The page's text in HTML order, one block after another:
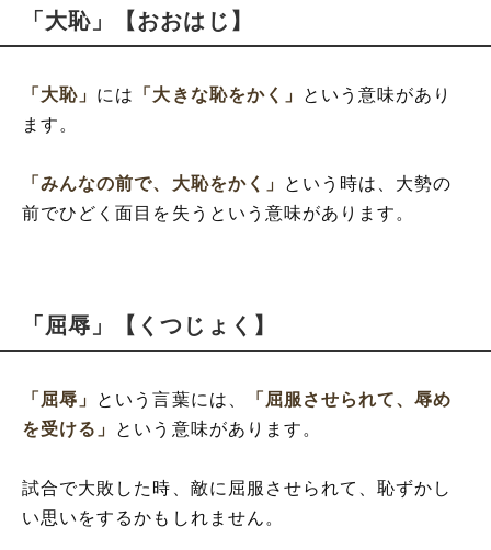
「大恥」【おおはじ】
「大恥」 には 「大きな恥をかく」
という意味があり
ます。
「みんなの前で、大恥をかく」
という時は、大勢の
前でひどく面目を失うという意味があります。
「屈辱」【くつじょく】
「屈辱」 という言葉には、
「屈服させられて、辱め
を受ける」 という意味があります。
試合で大敗した時、敵に屈服させられて、恥ずかし
い思いをするかもしれません。